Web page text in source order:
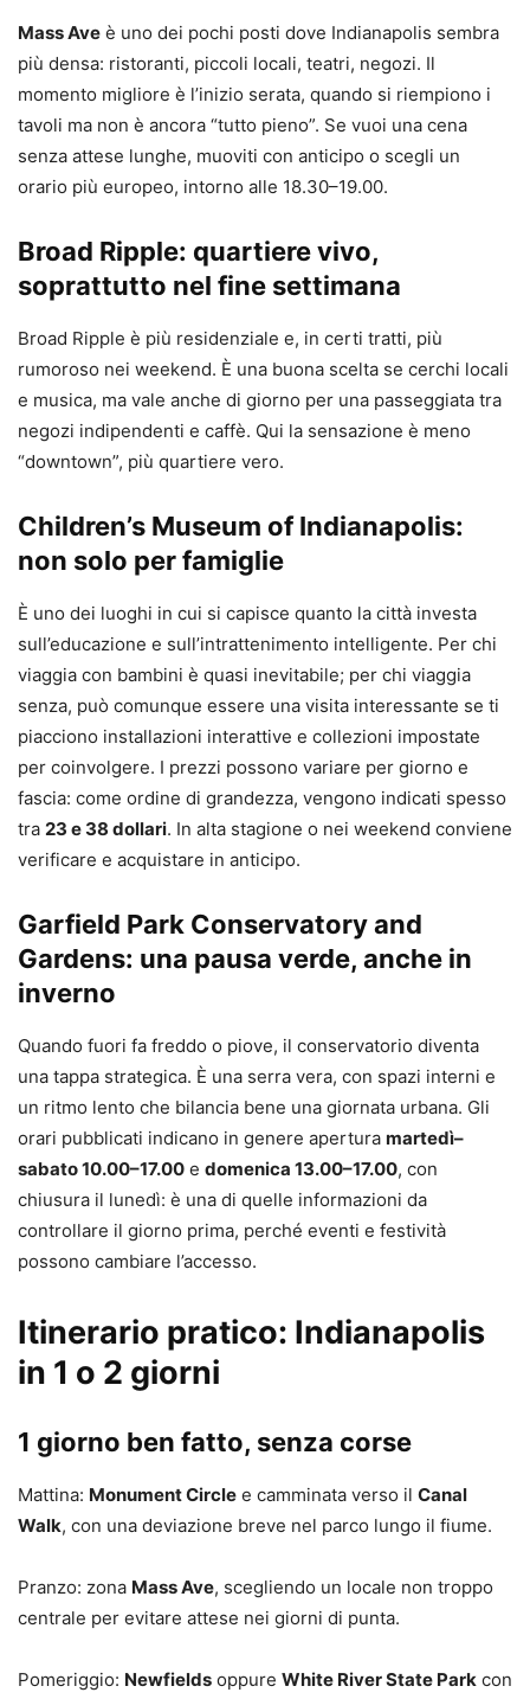
Mass Ave è uno dei pochi posti dove Indianapolis sembra
più densa: ristoranti, piccoli locali, teatri, negozi. Il
momento migliore è l’inizio serata, quando si riempiono i
tavoli ma non è ancora “tutto pieno”. Se vuoi una cena
senza attese lunghe, muoviti con anticipo o scegli un
orario più europeo, intorno alle 18.30–19.00.
Broad Ripple: quartiere vivo,
soprattutto nel fine settimana
Broad Ripple è più residenziale e, in certi tratti, più
rumoroso nei weekend. È una buona scelta se cerchi locali
e musica, ma vale anche di giorno per una passeggiata tra
negozi indipendenti e caffè. Qui la sensazione è meno
“downtown”, più quartiere vero.
Children’s Museum of Indianapolis:
non solo per famiglie
È uno dei luoghi in cui si capisce quanto la città investa
sull’educazione e sull’intrattenimento intelligente. Per chi
viaggia con bambini è quasi inevitabile; per chi viaggia
senza, può comunque essere una visita interessante se ti
piacciono installazioni interattive e collezioni impostate
per coinvolgere. I prezzi possono variare per giorno e
fascia: come ordine di grandezza, vengono indicati spesso
tra 23 e 38 dollari. In alta stagione o nei weekend conviene
verificare e acquistare in anticipo.
Garfield Park Conservatory and
Gardens: una pausa verde, anche in
inverno
Quando fuori fa freddo o piove, il conservatorio diventa
una tappa strategica. È una serra vera, con spazi interni e
un ritmo lento che bilancia bene una giornata urbana. Gli
orari pubblicati indicano in genere apertura martedì–
sabato 10.00–17.00 e domenica 13.00–17.00, con
chiusura il lunedì: è una di quelle informazioni da
controllare il giorno prima, perché eventi e festività
possono cambiare l’accesso.
Itinerario pratico: Indianapolis
in 1 o 2 giorni
1 giorno ben fatto, senza corse
Mattina: Monument Circle e camminata verso il Canal
Walk, con una deviazione breve nel parco lungo il fiume.
Pranzo: zona Mass Ave, scegliendo un locale non troppo
centrale per evitare attese nei giorni di punta.
Pomeriggio: Newfields oppure White River State Park con